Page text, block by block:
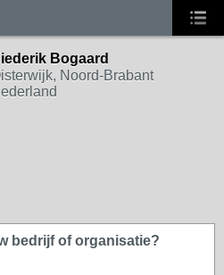
Bogaard
Noord-Brabant
bedrijf of organisatie?